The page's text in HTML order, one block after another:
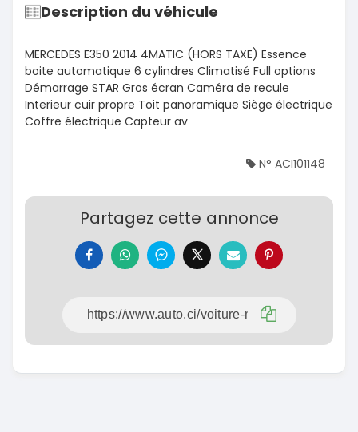
Description du véhicule
MERCEDES E350 2014 4MATIC (HORS TAXE) Essence
boite automatique 6 cylindres Climatisé Full options
Démarrage STAR Gros écran Caméra de recule
Interieur cuir propre Toit panoramique Siège électrique
Coffre électrique Capteur av
N° ACI101148
Partagez cette annonce